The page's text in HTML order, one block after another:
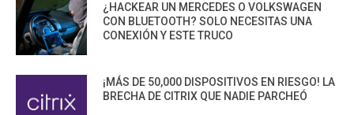
¿HACKEAR UN MERCEDES O VOLKSWAGEN
CON BLUETOOTH? SOLO NECESITAS UNA
CONEXIÓN Y ESTE TRUCO
¡MÁS DE 50,000 DISPOSITIVOS EN RIESGO! LA
BRECHA DE CITRIX QUE NADIE PARCHEÓ